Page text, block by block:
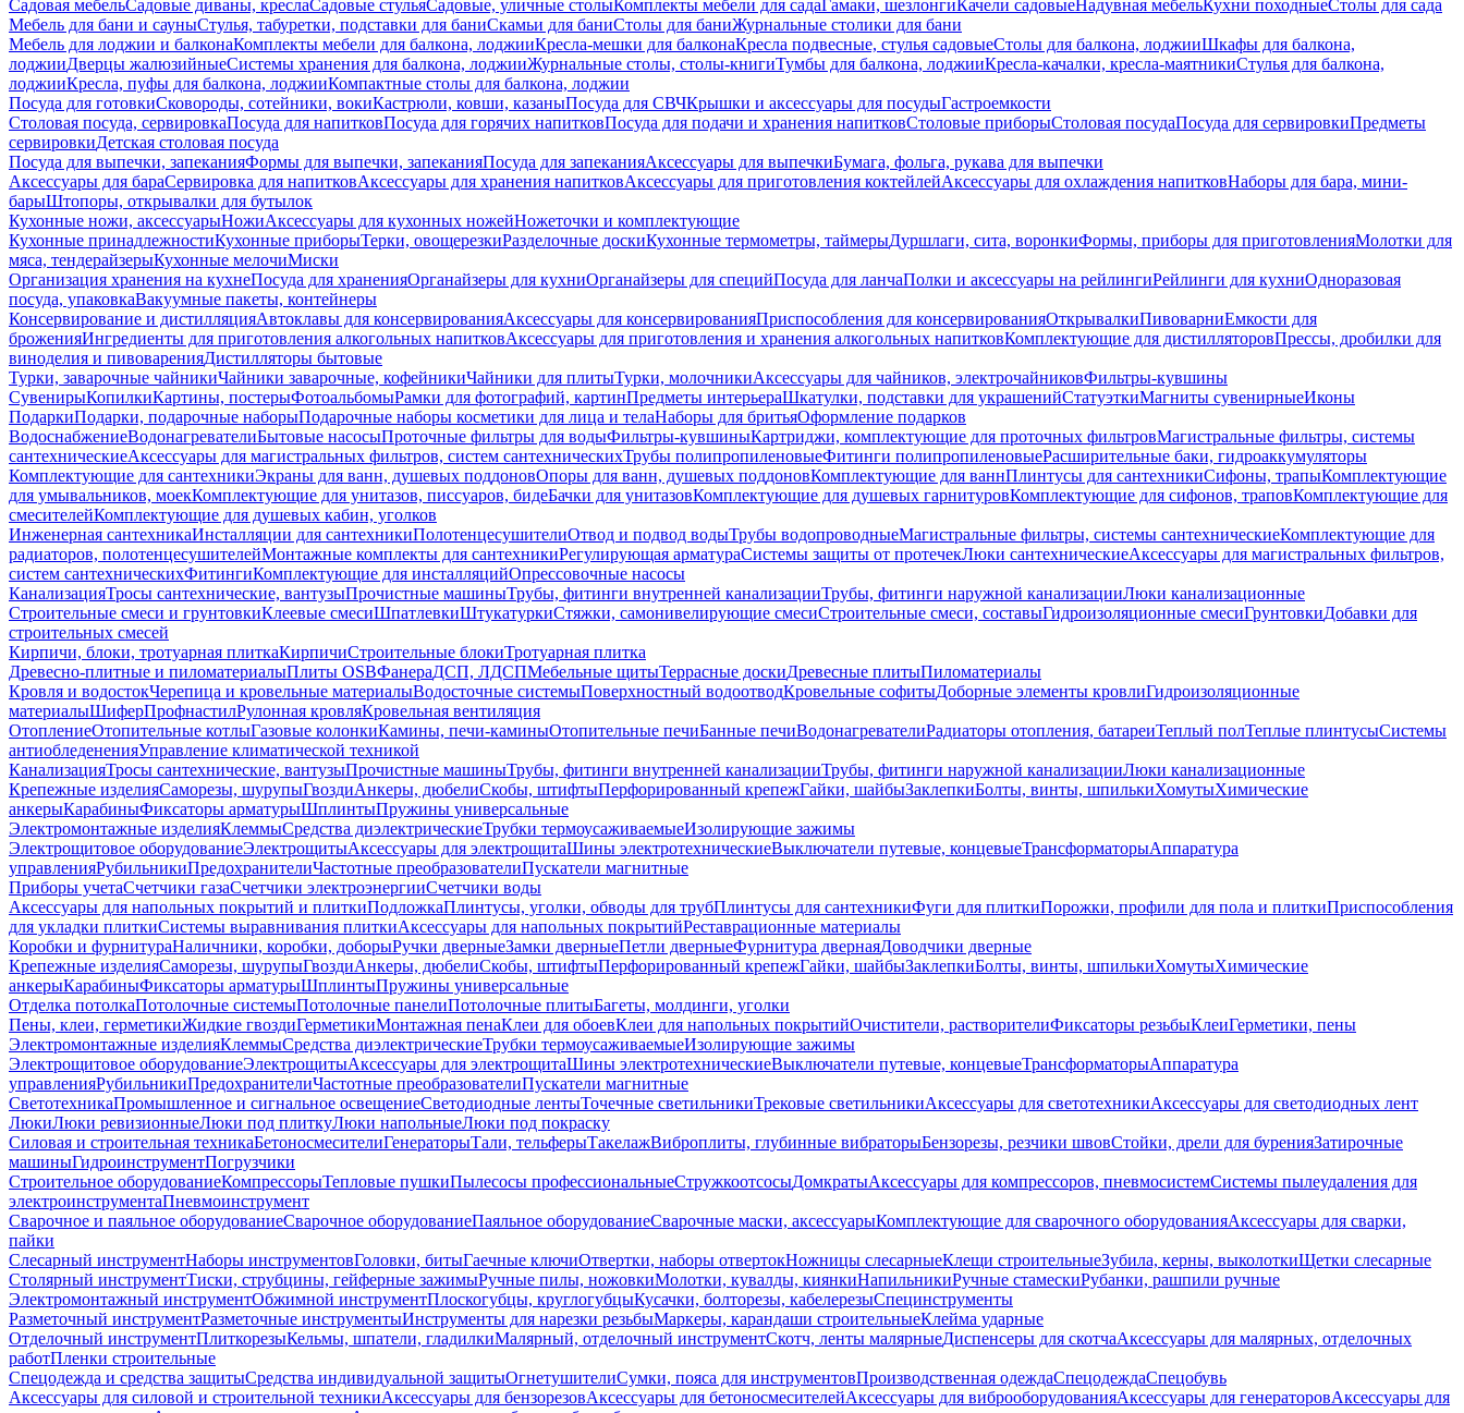
Садовая мебельСадовые диваны, креслаСадовые стульяСадовые, уличные столыКомплекты мебели для садаГамаки, шезлонгиКачели садовыеНадувная мебельКухни походныеСтолы для сада
Мебель для бани и сауныСтулья, табуретки, подставки для баниСкамьи для баниСтолы для баниЖурнальные столики для бани
Мебель для лоджии и балконаКомплекты мебели для балкона, лоджииКресла-мешки для балконаКресла подвесные, стулья садовыеСтолы для балкона, лоджииШкафы для балкона,
лоджииДверцы жалюзийныеСистемы хранения для балкона, лоджииЖурнальные столы, столы-книгиТумбы для балкона, лоджииКресла-качалки, кресла-маятникиСтулья для балкона,
лоджииКресла, пуфы для балкона, лоджииКомпактные столы для балкона, лоджии
Посуда для готовкиСковороды, сотейники, вокиКастрюли, ковши, казаныПосуда для СВЧКрышки и аксессуары для посудыГастроемкости
Столовая посуда, сервировкаПосуда для напитковПосуда для горячих напитковПосуда для подачи и хранения напитковСтоловые приборыСтоловая посудаПосуда для сервировкиПредметы
сервировкиДетская столовая посуда
Посуда для выпечки, запеканияФормы для выпечки, запеканияПосуда для запеканияАксессуары для выпечкиБумага, фольга, рукава для выпечки
Аксессуары для бараСервировка для напитковАксессуары для хранения напитковАксессуары для приготовления коктейлейАксессуары для охлаждения напитковНаборы для бара, мини-
барыШтопоры, открывалки для бутылок
Кухонные ножи, аксессуарыНожиАксессуары для кухонных ножейНожеточки и комплектующие
Кухонные принадлежностиКухонные приборыТерки, овощерезкиРазделочные доскиКухонные термометры, таймерыДуршлаги, сита, воронкиФормы, приборы для приготовленияМолотки для
мяса, тендерайзерыКухонные мелочиМиски
Организация хранения на кухнеПосуда для храненияОрганайзеры для кухниОрганайзеры для специйПосуда для ланчаПолки и аксессуары на рейлингиРейлинги для кухниОдноразовая
посуда, упаковкаВакуумные пакеты, контейнеры
Консервирование и дистилляцияАвтоклавы для консервированияАксессуары для консервированияПриспособления для консервированияОткрывалкиПивоварниЕмкости для
броженияИнгредиенты для приготовления алкогольных напитковАксессуары для приготовления и хранения алкогольных напитковКомплектующие для дистилляторовПрессы, дробилки для
виноделия и пивоваренияДистилляторы бытовые
Турки, заварочные чайникиЧайники заварочные, кофейникиЧайники для плитыТурки, молочникиАксессуары для чайников, электрочайниковФильтры-кувшины
СувенирыКопилкиКартины, постерыФотоальбомыРамки для фотографий, картинПредметы интерьераШкатулки, подставки для украшенийСтатуэткиМагниты сувенирныеИконы
ПодаркиПодарки, подарочные наборыПодарочные наборы косметики для лица и телаНаборы для бритьяОформление подарков
ВодоснабжениеВодонагревателиБытовые насосыПроточные фильтры для водыФильтры-кувшиныКартриджи, комплектующие для проточных фильтровМагистральные фильтры, системы
сантехническиеАксессуары для магистральных фильтров, систем сантехническихТрубы полипропиленовыеФитинги полипропиленовыеРасширительные баки, гидроаккумуляторы
Комплектующие для сантехникиЭкраны для ванн, душевых поддоновОпоры для ванн, душевых поддоновКомплектующие для ваннПлинтусы для сантехникиСифоны, трапыКомплектующие
для умывальников, моекКомплектующие для унитазов, писсуаров, бидеБачки для унитазовКомплектующие для душевых гарнитуровКомплектующие для сифонов, траповКомплектующие для
смесителейКомплектующие для душевых кабин, уголков
Инженерная сантехникаИнсталляции для сантехникиПолотенцесушителиОтвод и подвод водыТрубы водопроводныеМагистральные фильтры, системы сантехническиеКомплектующие для
радиаторов, полотенцесушителейМонтажные комплекты для сантехникиРегулирующая арматураСистемы защиты от протечекЛюки сантехническиеАксессуары для магистральных фильтров,
систем сантехническихФитингиКомплектующие для инсталляцийОпрессовочные насосы
КанализацияТросы сантехнические, вантузыПрочистные машиныТрубы, фитинги внутренней канализацииТрубы, фитинги наружной канализацииЛюки канализационные
Строительные смеси и грунтовкиКлеевые смесиШпатлевкиШтукатуркиСтяжки, самонивелирующие смесиСтроительные смеси, составыГидроизоляционные смесиГрунтовкиДобавки для
строительных смесей
Кирпичи, блоки, тротуарная плиткаКирпичиСтроительные блокиТротуарная плитка
Древесно-плитные и пиломатериалыПлиты OSBФанераДСП, ЛДСПМебельные щитыТеррасные доскиДревесные плитыПиломатериалы
Кровля и водостокЧерепица и кровельные материалыВодосточные системыПоверхностный водоотводКровельные софитыДоборные элементы кровлиГидроизоляционные
материалыШиферПрофнастилРулонная кровляКровельная вентиляция
ОтоплениеОтопительные котлыГазовые колонкиКамины, печи-каминыОтопительные печиБанные печиВодонагревателиРадиаторы отопления, батареиТеплый полТеплые плинтусыСистемы
антиобледененияУправление климатической техникой
КанализацияТросы сантехнические, вантузыПрочистные машиныТрубы, фитинги внутренней канализацииТрубы, фитинги наружной канализацииЛюки канализационные
Крепежные изделияСаморезы, шурупыГвоздиАнкеры, дюбелиСкобы, штифтыПерфорированный крепежГайки, шайбыЗаклепкиБолты, винты, шпилькиХомутыХимические
анкерыКарабиныФиксаторы арматурыШплинтыПружины универсальные
Электромонтажные изделияКлеммыСредства диэлектрическиеТрубки термоусаживаемыеИзолирующие зажимы
Электрощитовое оборудованиеЭлектрощитыАксессуары для электрощитаШины электротехническиеВыключатели путевые, концевыеТрансформаторыАппаратура
управленияРубильникиПредохранителиЧастотные преобразователиПускатели магнитные
Приборы учетаСчетчики газаСчетчики электроэнергииСчетчики воды
Аксессуары для напольных покрытий и плиткиПодложкаПлинтусы, уголки, обводы для трубПлинтусы для сантехникиФуги для плиткиПорожки, профили для пола и плиткиПриспособления
для укладки плиткиСистемы выравнивания плиткиАксессуары для напольных покрытийРеставрационные материалы
Коробки и фурнитураНаличники, коробки, доборыРучки дверныеЗамки дверныеПетли дверныеФурнитура двернаяДоводчики дверные
Крепежные изделияСаморезы, шурупыГвоздиАнкеры, дюбелиСкобы, штифтыПерфорированный крепежГайки, шайбыЗаклепкиБолты, винты, шпилькиХомутыХимические
анкерыКарабиныФиксаторы арматурыШплинтыПружины универсальные
Отделка потолкаПотолочные системыПотолочные панелиПотолочные плитыБагеты, молдинги, уголки
Пены, клеи, герметикиЖидкие гвоздиГерметикиМонтажная пенаКлеи для обоевКлеи для напольных покрытийОчистители, растворителиФиксаторы резьбыКлеиГерметики, пены
Электромонтажные изделияКлеммыСредства диэлектрическиеТрубки термоусаживаемыеИзолирующие зажимы
Электрощитовое оборудованиеЭлектрощитыАксессуары для электрощитаШины электротехническиеВыключатели путевые, концевыеТрансформаторыАппаратура
управленияРубильникиПредохранителиЧастотные преобразователиПускатели магнитные
СветотехникаПромышленное и сигнальное освещениеСветодиодные лентыТочечные светильникиТрековые светильникиАксессуары для светотехникиАксессуары для светодиодных лент
ЛюкиЛюки ревизионныеЛюки под плиткуЛюки напольныеЛюки под покраску
Силовая и строительная техникаБетоносмесителиГенераторыТали, тельферыТакелажВиброплиты, глубинные вибраторыБензорезы, резчики швовСтойки, дрели для буренияЗатирочные
машиныГидроинструментПогрузчики
Строительное оборудованиеКомпрессорыТепловые пушкиПылесосы профессиональныеСтружкоотсосыДомкратыАксессуары для компрессоров, пневмосистемСистемы пылеудаления для
электроинструментаПневмоинструмент
Сварочное и паяльное оборудованиеСварочное оборудованиеПаяльное оборудованиеСварочные маски, аксессуарыКомплектующие для сварочного оборудованияАксессуары для сварки,
пайки
Слесарный инструментНаборы инструментовГоловки, битыГаечные ключиОтвертки, наборы отвертокНожницы слесарныеКлещи строительныеЗубила, керны, выколоткиЩетки слесарные
Столярный инструментТиски, струбцины, гейферные зажимыРучные пилы, ножовкиМолотки, кувалды, киянкиНапильникиРучные стамескиРубанки, рашпили ручные
Электромонтажный инструментОбжимной инструментПлоскогубцы, круглогубцыКусачки, болторезы, кабелерезыСпецинструменты
Разметочный инструментРазметочные инструментыИнструменты для нарезки резьбыМаркеры, карандаши строительныеКлейма ударные
Отделочный инструментПлиткорезыКельмы, шпатели, гладилкиМалярный, отделочный инструментСкотч, ленты малярныеДиспенсеры для скотчаАксессуары для малярных, отделочных
работПленки строительные
Спецодежда и средства защитыСредства индивидуальной защитыОгнетушителиСумки, пояса для инструментовПроизводственная одеждаСпецодеждаСпецобувь
Аксессуары для силовой и строительной техникиАксессуары для бензорезовАксессуары для бетоносмесителейАксессуары для виброоборудованияАксессуары для генераторовАксессуары для